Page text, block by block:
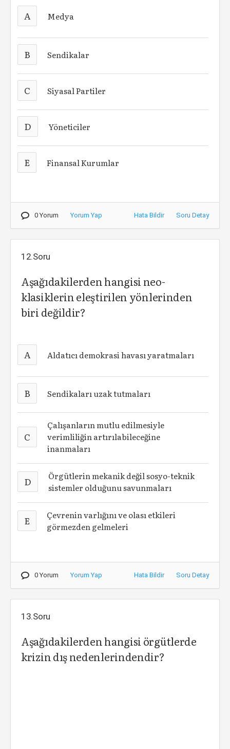
A Medya
B Sendikalar
C Siyasal Partiler
D Yöneticiler
E Finansal Kurumlar
0 Yorum Yorum Yap Hata Bildir Soru Detay
12.Soru
Aşağıdakilerden hangisi neo-
klasiklerin eleştirilen yönlerinden
biri değildir?
A Aldatıcı demokrasi havası yaratmaları
B Sendikaları uzak tutmaları
C
Çalışanların mutlu edilmesiyle
verimliliğin artırılabileceğine
inanmaları
D
Örgütlerin mekanik değil sosyo-teknik
sistemler olduğunu savunmaları
E
Çevrenin varlığını ve olası etkileri
görmezden gelmeleri
0 Yorum Yorum Yap Hata Bildir Soru Detay
13.Soru
Aşağıdakilerden hangisi örgütlerde
krizin dış nedenlerindendir?